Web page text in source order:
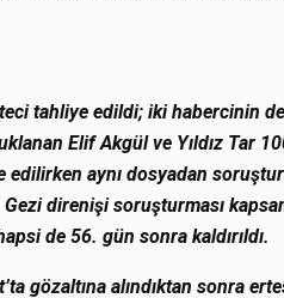
tahliye edildi; iki habercinin de
Elif Akgül ve Yıldız Tar
edilirken aynı dosyadan
direnişi soruşturması
de 56. gün sonra kaldırıldı.
gözaltına alındıktan sonra